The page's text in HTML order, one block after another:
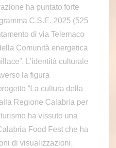
ha puntato forte
C.S.E. 2025 (525
di via Telemaco
Comunità energetica
L’identità culturale
la figura
“La cultura della
Regione Calabria per
ha vissuto una
Food Fest che ha
di visualizzazioni,